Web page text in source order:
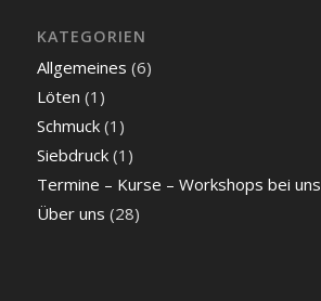
KATEGORIEN
Allgemeines (6)
Löten (1)
Schmuck(1)
Siebdruck(1)
Termine – Kurse – Workshops bei uns
Über uns (28)